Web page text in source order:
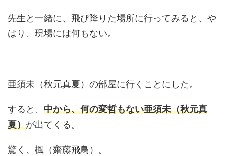
先生と一緒に、飛び降りた場所に行ってみると、や
はり、現場には何もない。
亜須未（秋元真夏）の部屋に行くことにした。
すると、 中から、何の変哲もない亜須未（秋元真
夏）が出てくる。
驚く、楓（齋藤飛鳥）。